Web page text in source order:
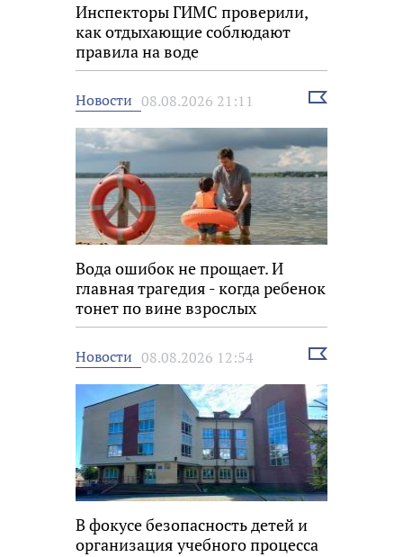
Инспекторы ГИМС проверили,
как отдыхающие соблюдают
правила на воде
Новости 08.08.2026 21:11
Выбрать
Вода ошибок не прощает. И
главная трагедия - когда ребенок
тонет по вине взрослых
Новости 08.08.2026 12:54
Выбрать
В фокусе безопасность детей и
организация учебного процесса